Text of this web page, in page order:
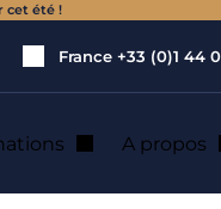
cet été !
France +33 (0)1 44
A propos